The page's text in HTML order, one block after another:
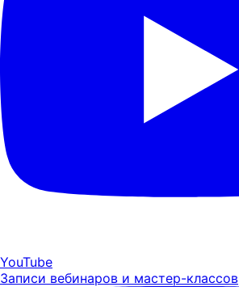
YouTube
Записи вебинаров и мастер-классов